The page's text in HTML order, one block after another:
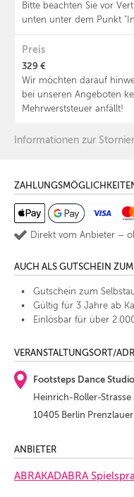
Bitte beachten Sie vor
unten unter dem Punkt
Preis
329 €
Wir möchten darauf
bei unseren Angeboten
Mehrwerststeuer anfällt!
Informationen zur
Direkt vom Anbieter –
AUCH ALS GUTSCHEIN ZUM
Gutschein zum
Gültig für 3 Jahre ab
Einlösbar für über
VERANSTALTUNGSORT/
Footsteps Dance
Heinrich-Roller-Strasse
10405 Berlin
ANBIETER
ABRAKADABRA